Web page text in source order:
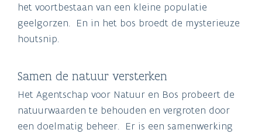
het voortbestaan van een kleine populatie
geelgorzen. En in het bos broedt de mysterieuze
houtsnip.
Samen de natuur versterken
Het Agentschap voor Natuur en Bos probeert de
natuurwaarden te behouden en vergroten door
een doelmatig beheer. Er is een samenwerking